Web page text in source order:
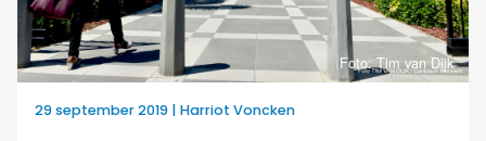
Foto: Tim van Dijk
29 september 2019 | Harriot Voncken